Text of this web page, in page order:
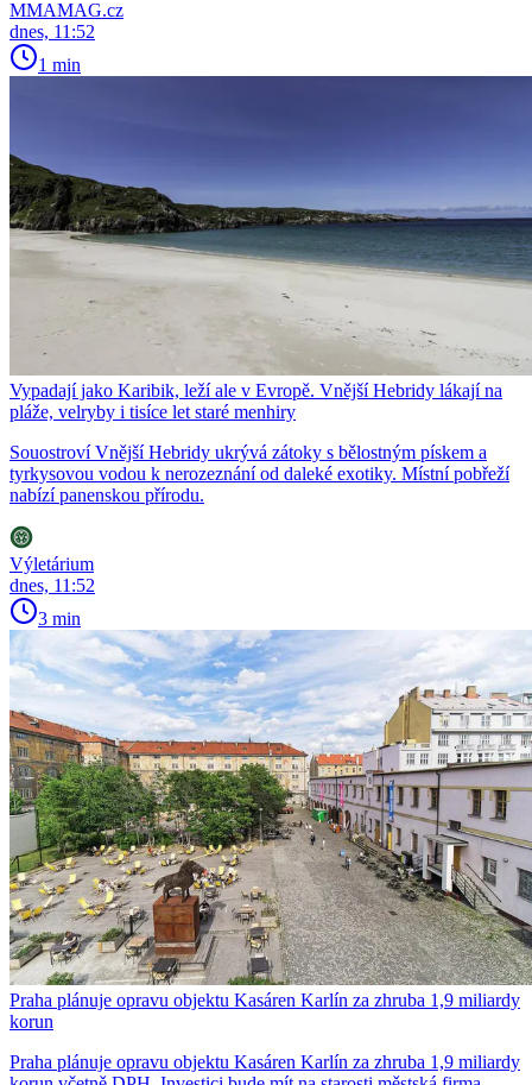
MMAMAG.cz
dnes, 11:52
1 min
Vypadají jako Karibik, leží ale v Evropě. Vnější Hebridy lákají na
pláže, velryby i tisíce let staré menhiry
Souostroví Vnější Hebridy ukrývá zátoky s bělostným pískem a
tyrkysovou vodou k nerozeznání od daleké exotiky. Místní pobřeží
nabízí panenskou přírodu.
Výletárium
dnes, 11:52
3 min
Praha plánuje opravu objektu Kasáren Karlín za zhruba 1,9 miliardy
korun
Praha plánuje opravu objektu Kasáren Karlín za zhruba 1,9 miliardy